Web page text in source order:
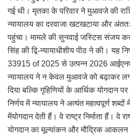
गई थी। मृतका के परिवार ने मुआवजे की
न्यायालय का दरवाजा खटखटाया और
पहुंचा। मामले की सुनवाई जस्टिस संजय
सिंह की द्वि-न्यायाधीशीय पीठ ने की। यह
33915 of 2025 से उत्पन्न 2026
न्यायालय ने न केवल मुआवजे को बढ़ाकर
दिया बल्कि गृहिणियों के आर्थिक योगदान
निर्णय में न्यायालय ने अत्यंत महत्वपूर्ण शब्दों
मेंयोगदान देती हैं। वे राष्ट्र निर्माता हैं। वे
योगदान का मूल्यांकन और मौद्रिक आकलन